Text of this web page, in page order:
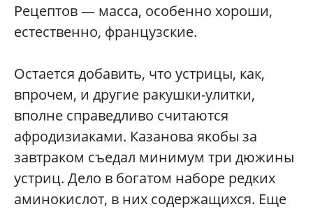
Рецептов — масса, особенно хороши,
естественно, французские.
Остается добавить, что устрицы, как,
впрочем, и другие ракушки-улитки,
вполне справедливо считаются
афродизиаками. Казанова якобы за
завтраком съедал минимум три дюжины
устриц. Дело в богатом наборе редких
аминокислот, в них содержащихся. Еще